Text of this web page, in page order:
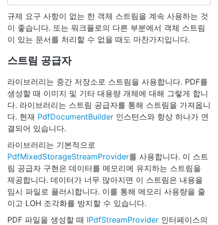
규제 요구 사항이 없는 한 객체 스트림을 계속 사용하는 것
이 좋습니다. 또는 워크플로의 다른 부분에서 객체 스트림
이 있는 문서를 처리할 수 없을 때도 마찬가지입니다.
스트림 공급자
라이브러리는 중간 저장소로 스트림을 사용합니다. PDF를
생성할 때 이미지 및 기타 대용량 개체에 대해 그렇게 합니
다. 라이브러리는 스트림 공급자를 통해 스트림을 가져옵니
다. 현재 PdfDocumentBuilder 인스턴스와 항상 하나가 연
결되어 있습니다.
라이브러리는 기본적으로
PdfMixedStorageStreamProvider를 사용합니다. 이 스트
림 공급자 구현은 데이터를 메모리에 유지하는 스트림을
제공합니다. 데이터가 너무 많아지면 이 스트림은 내용을
임시 파일로 플러시합니다. 이를 통해 메모리 사용량을 줄
이고 LOH 조각화를 방지할 수 있습니다.
PDF 파일을 생성할 때 IPdfStreamProvider 인터페이스의